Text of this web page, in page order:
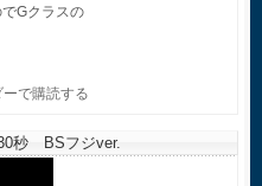
Gクラスの
秒 BSフジver.